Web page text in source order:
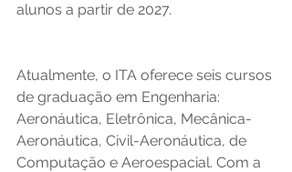
alunos a partir de 2027.
Atualmente, o ITA oferece seis cursos
de graduação em Engenharia:
Aeronáutica, Eletrônica, Mecânica-
Aeronáutica, Civil-Aeronáutica, de
Computação e Aeroespacial. Com a